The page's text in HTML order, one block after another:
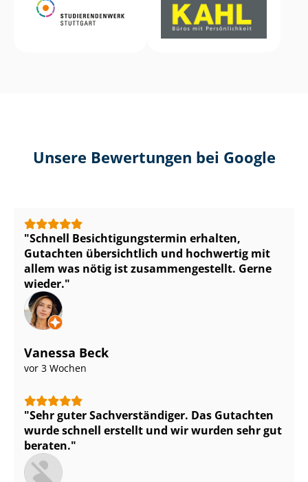
Unsere Bewertungen bei Google
Schnell Be­sich­ti­gungs­ter­min erhalten,
Gutachten übersichtlich und hochwertig mit
allem was nötig ist zu­sam­men­ge­stellt. Gerne
wieder.
Vanessa Beck
vor 3 Wochen
Sehr guter Sach­ver­stän­di­ger. Das Gutachten
wurde schnell erstellt und wir wurden sehr gut
beraten.